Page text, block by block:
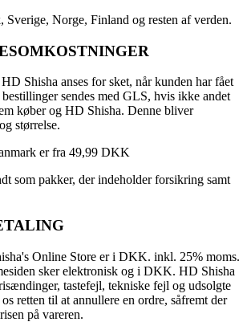
Sverige, Norge, Finland og resten af verden.
Shisha anses for sket, når kunden har fået
sendes med GLS, hvis ikke andet
køber og HD Shisha. Denne bliver
størrelse.
er fra 49,99 DKK
som pakker, der indeholder forsikring samt
Online Store er i DKK. inkl. 25% moms.
sker elektronisk og i DKK. HD Shisha
tastefejl, tekniske fejl og udsolgte
retten til at annullere en ordre, såfremt der
på vareren.